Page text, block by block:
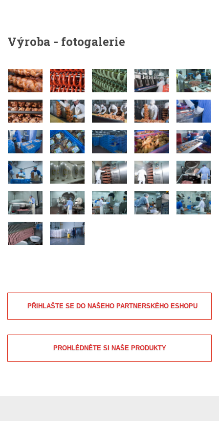
Výroba - fotogalerie
PŘIHLAŠTE SE DO NAŠEHO PARTNERSKÉHO ESHOPU
PROHLÉDNĚTE SI NAŠE PRODUKTY